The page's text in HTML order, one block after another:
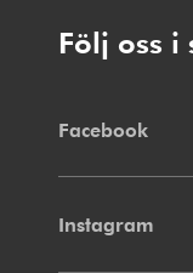
Följ oss
Facebook
Instagram